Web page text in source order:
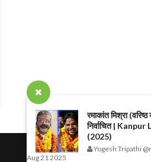
रमाकांत मिश्रा
निर्वाचित |
(2025)
Yogesh Tripathi
Aug 21 2025